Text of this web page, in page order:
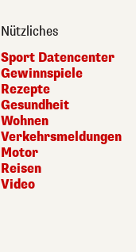
Nützliches
Sport Datencenter
Gewinnspiele
Rezepte
Gesundheit
Wohnen
Verkehrsmeldungen
Motor
Reisen
Video